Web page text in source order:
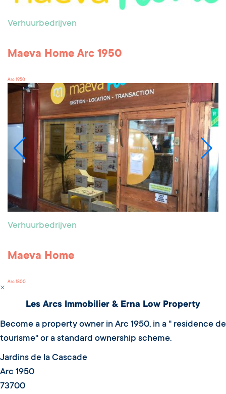
Verhuurbedrijven
Maeva Home Arc 1950
Arc 1950
Verhuurbedrijven
Maeva Home
Arc 1800
Les Arcs Immobilier & Erna Low Property
Become a property owner in Arc 1950, in a " residence de
tourisme" or a standard ownership scheme.
Jardins de la Cascade
Arc 1950
73700